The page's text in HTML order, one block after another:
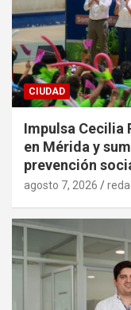
CIUDAD
Impulsa Cecilia
en Mérida y
prevención
agosto 7, 2026